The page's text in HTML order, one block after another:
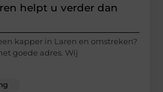
helpt u verder dan
kapper in Laren en omstreken?
goede adres. Wij